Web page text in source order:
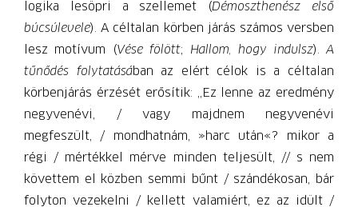
logika lesöpri a szellemet (Démoszthenész első
búcsúlevele). A céltalan körben járás számos versben
lesz motívum (Vése fölött; Hallom, hogy indulsz).A
tűnődés folytatásában az elért célok is a céltalan
körbenjárás érzését erősítik: „Ez lenne az eredmény
negyvenévi, / vagy majdnem negyvenévi
megfeszült, / mondhatnám, »harc után«? mikor a
régi / mértékkel mérve minden teljesült, // s nem
követtem el közben semmi bűnt / szándékosan, bár
folyton vezekelni / kellett valamiért, ez az idült /